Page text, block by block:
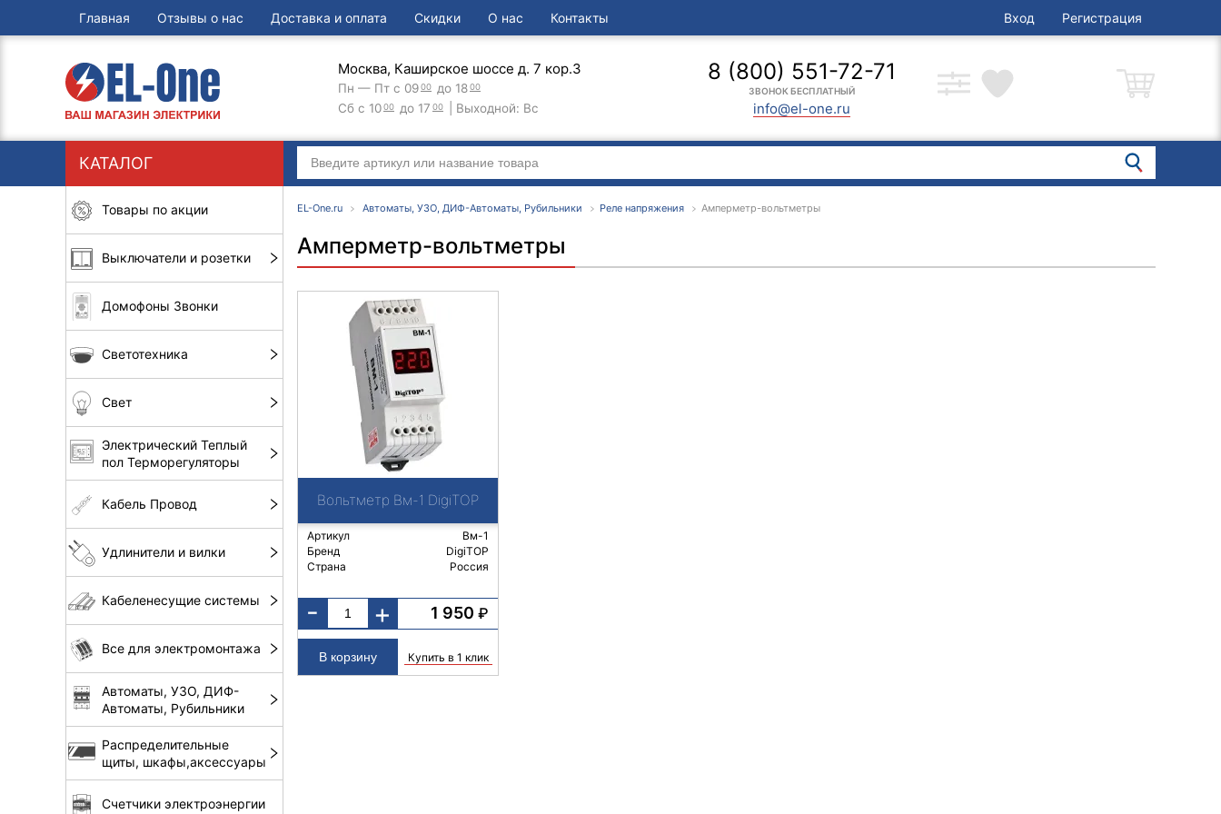
Главная Отзывы о нас Доставка и оплата Скидки О нас Контакты Вход Регистрация
Москва, Каширское шоссе д. 7 кор.3
Пн — Пт с 0900 до 1800
Сб с 1000 до 17 00 | Выходной: Вс
8 (800) 551-72-71
ЗВОНОК БЕСПЛАТНЫЙ
info@el-one.ru
КАТАЛОГ
Товары по акции
Выключатели и розетки
Домофоны Звонки
Светотехника
Свет
Электрический Теплый
пол Терморегуляторы
Кабель Провод
Удлинители и вилки
Кабеленесущие системы
Все для электромонтажа
Автоматы, УЗО, ДИФ-
Автоматы, Рубильники
Распределительные
щиты, шкафы,аксессуары
Счетчики электроэнергии
EL-One.ru Автоматы, УЗО, ДИФ-Автоматы, Рубильники Реле напряжения Амперметр-вольтметры
Амперметр-вольтметры
Вольтметр Вм-1 DigiTOP
Артикул
Вм-1
Бренд
DigiTOP
Страна
Россия
- + 1 950 ₽
Купить в 1 клик